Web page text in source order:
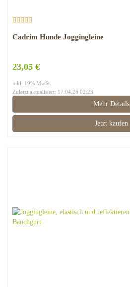
Cadrim Hunde Joggingleine
23,05 €
inkl. 19% MwSt.
Zuletzt aktualisiert: 17.04.26 02:23
Mehr Details
Jetzt kaufen